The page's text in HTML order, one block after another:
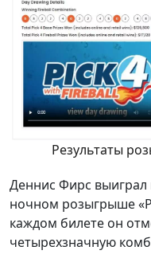
Результаты
Деннис Фирс выиграл
ночном розыгрыше
каждом билете он
четырехзначную